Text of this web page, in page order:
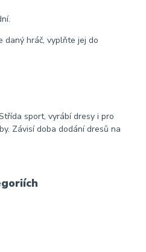
daný hráč, vyplňte jej do
sport, vyrábí dresy i pro
Závisí doba dodání dresů na